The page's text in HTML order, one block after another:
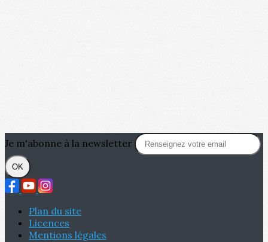
Je m'abonne à la newsletter
OK
Plan du site
Licences
Mentions légales